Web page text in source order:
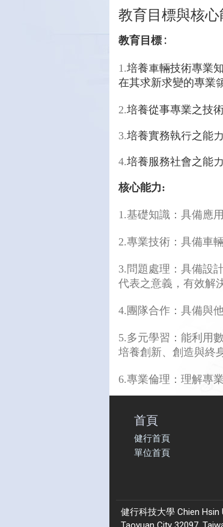
教育目標與核心
教育目標 :
1.培養車輛技術專業
在其求新求變的專業
2.培養從事專業之技
3.培養實務執行之能
4.培養服務社會之能
核心能力:
1.基礎知識：具備應
2.專業技術：具備車
3. 問題處理：具備設
代表之意義，有效解
4. 團隊合作：具備與
5.多元學習：能利用
培養創新、創造與終
6.專業倫理：理解專
首頁
健行首頁
單位首頁
健行科技大學 Chien Hsin